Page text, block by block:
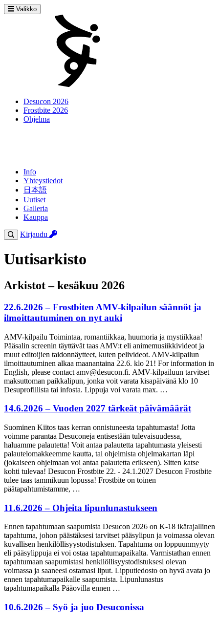
Valikko
Desucon 2026
Frostbite 2026
Ohjelma
Info
Yhteystiedot
日本語
Uutiset
Galleria
Kauppa
Kirjaudu
Uutisarkisto
Arkistot – kesäkuu 2026
22.6.2026 – Frostbiten AMV-kilpailun säännöt ja
ilmoittautuminen on nyt auki
AMV-kilpailu Toimintaa, romantiikkaa, huumoria ja mystiikkaa!
Pääsalin screenin täyttävät taas AMV:t eli animemusiikkivideot ja
muut editoijien taidonnäytteet, kuten pelivideot. AMV-kilpailun
ilmoittautuminen alkaa maanantaina 22.6. klo 21! For information in
English, please contact amv@desucon.fi. AMV-kilpailuun tarvitset
maksuttoman paikkalipun, jonka voit varata kisapäivänä klo 10
Desuprofiilista tai infosta. Lippuja voi varata max. …
14.6.2026 – Vuoden 2027 tärkeät päivämäärät
Suominen Kiitos taas kerran onnistuneesta tapahtumasta! Jotta
voimme parantaa Desuconeja entisestään tulevaisuudessa,
haluamme palautetta! Voit antaa palautetta tapahtumasta yleisesti
palautelomakkeemme kautta, tai ohjelmista ohjelmakartan läpi
(jokaiseen ohjelmaan voi antaa palautetta erikseen). Sitten katse
kohti tulevaa! Desucon Frostbite 22. - 24.1.2027 Desucon Frostbite
tulee taas tammikuun lopussa! Frostbite on toinen
päätapahtumistamme, …
11.6.2026 – Ohjeita lipunlunastukseen
Ennen tapahtumaan saapumista Desucon 2026 on K-18 ikärajallinen
tapahtuma, johon päästäksesi tarvitset pääsylipun ja voimassa olevan
kuvallisen henkilöllisyystodistuksen. Tapahtuma on loppuunmyyty
eli pääsylippuja ei voi ostaa tapahtumapaikalta. Varmistathan ennen
tapahtumaan saapumistasi henkilöllisyystodistuksesi olevan
voimassa ja saaneesi ostamasi liput. Lipputiedosto on hyvä avata jo
ennen tapahtumapaikalle saapumista. Lipunlunastus
tapahtumapaikalla Pääovilla ennen …
10.6.2026 – Syö ja juo Desuconissa